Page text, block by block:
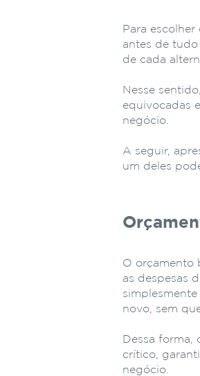
Para
antes de tudo
de cada
Nesse
equivocadas
negócio.
A seguir,
um deles
O orçamento
as despesas
novo, sem
Dessa forma,
crítico,
negócio.